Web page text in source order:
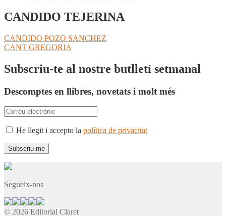
CANDIDO TEJERINA
Navegació
d'entrades
Entrada
anterior:
CANDIDO POZO SANCHEZ
Pròxima
CANT GREGORIA
Subscriu-te al nostre butlletí setmanal
Descomptes en llibres, novetats i molt més
He llegit i accepto la política de privacitat
Segueix-nos
© 2026 Editorial Claret